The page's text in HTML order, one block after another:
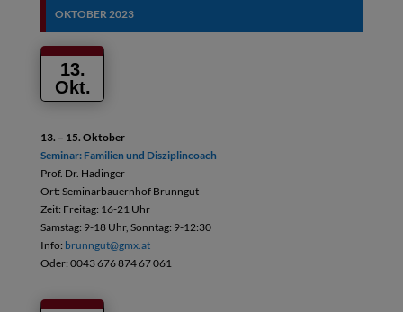
OKTOBER2023
13.
Okt.
13. – 15. Oktober
Seminar: Familien und Disziplincoach
Prof. Dr. Hadinger
Ort: Seminarbauernhof Brunngut
Zeit: Freitag: 16-21 Uhr
Samstag: 9-18 Uhr, Sonntag: 9-12:30
Info: brunngut@gmx.at
Oder: 0043 676 874 67 061